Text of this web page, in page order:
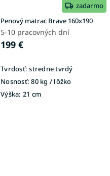
zadarmo
Penový matrac Brave 160x190
5-10 pracovných dní
199 €
Tvrdosť: stredne tvrdý
Nosnosť: 80 kg / lôžko
Výška: 21 cm